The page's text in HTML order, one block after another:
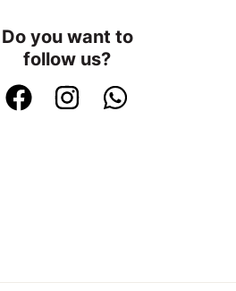
Do you want to
follow us?